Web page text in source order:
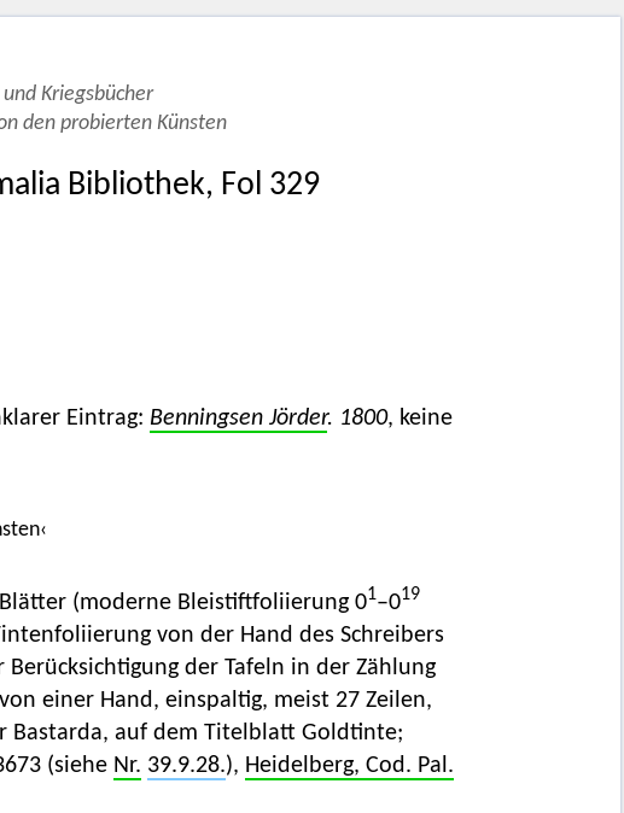
Kriegsbücher
den probierten Künsten
Bibliothek, Fol 329
Eintrag: Benningsen Jörder. 1800, keine
Blätter (moderne Bleistiftfoliierung 01–019
von der Hand des Schreibers
der Tafeln in der Zählung
einer Hand, einspaltig, meist 27 Zeilen,
auf dem Titelblatt Goldtinte;
(siehe Nr. 39.9.28.), Heidelberg, Cod. Pal.